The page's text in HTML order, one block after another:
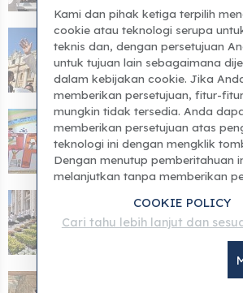
24 Apr 2026
Jadwal kunjungan
Napoli dan Pompeii
13 Apr 2026
Para pasien di
Vatikan membuat
05 Apr 2026
Paus Leo I: Paskah
menuju harapan ya...
Kami dan pihak ketiga terpilih
cookie atau teknologi serupa
teknis dan, dengan persetujuan
untuk tujuan lain sebagaimana
dalam kebijakan cookie. Jika
memberikan persetujuan, fitur-
mungkin tidak tersedia. Anda
memberikan persetujuan atas
teknologi ini dengan mengklik
Dengan menutup pemberitahuan
melanjutkan tanpa memberikan
COOKIE POLICY
Cari tahu lebih lanjut dan